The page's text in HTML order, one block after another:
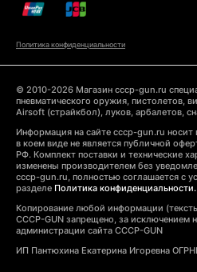
Политика конфиденциальности
© 2010-2026 Магазин cccp-gun.ru
пневматического оружия, пистолетов,
Airsoft (страйкбол), луков, арбалетов,
Информация на сайте cccp-gun.ru
в коем виде не является публичной
РФ. Комплект поставки и технические
изменены производителем без
cccp-gun.ru, полностью соглашается с
разделе Политика конфиденциальности.
Копирование любой информации
CCCP-GUN запрещено, за исключением
администрации сайта CCCP-GUN
ИП Пантюхина Екатерина Игоревна